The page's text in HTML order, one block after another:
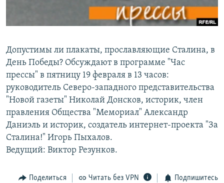
Все сайты РСЕ/РС
Допустимы ли плакаты, прославляющие Сталина, в
День Победы? Обсуждают в программе "Час
прессы" в пятницу 19 февраля в 13 часов:
руководитель Северо-западного представительства
"Новой газеты" Николай Донсков, историк, член
правления Общества "Мемориал" Александр
Даниэль и историк, создатель интернет-проекта "За
Сталина!" Игорь Пыхалов.
Ведущий: Виктор Резунков.
Поделиться Читать без VPN Подпишитесь